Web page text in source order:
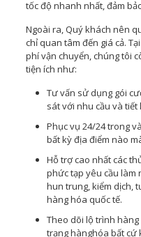
tốc độ nhanh nhất, đảm
Ngoài ra, Quý khách nên
chỉ quan tâm đến giá cả.
phí vận chuyển, chúng tôi
tiện ích như:
Tư vấn sử dụng gói
sát với nhu cầu và tiết
Phục vụ 24/24 trong
bất kỳ địa điểm nào
Hỗ trợ cao nhất các
phức tạp yêu cầu làm
hun trung, kiểm dịch,
hàng hóa quốc tế.
Theo dõi lộ trình
trạng hànghóa bất cứ